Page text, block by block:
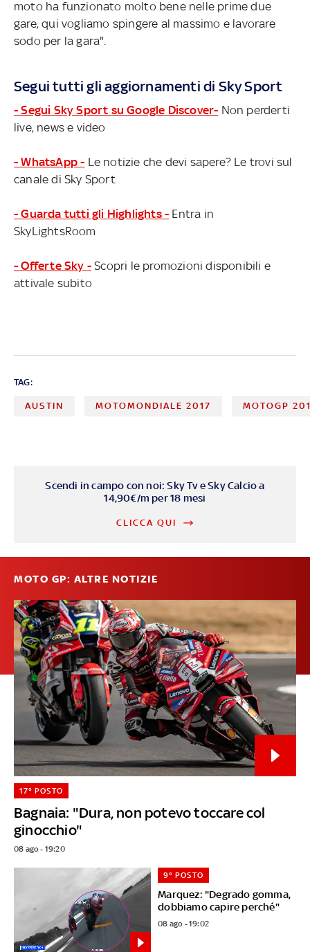
moto ha funzionato molto bene nelle prime due
gare, qui vogliamo spingere al massimo e lavorare
sodo per la gara".
Segui tutti gli aggiornamenti di Sky Sport
- Segui Sky Sport su Google Discover- Non perderti
live, news e video
- WhatsApp - Le notizie che devi sapere? Le trovi sul
canale di Sky Sport
- Guarda tutti gli Highlights - Entra in
SkyLightsRoom
- Offerte Sky - Scopri le promozioni disponibili e
attivale subito
TAG:
AUSTIN MOTOMONDIALE 2017 MOTOGP
Scendi in campo con noi: Sky Tv e Sky Calcio a
14,90€/m per 18 mesi
CLICCA QUI
MOTO GP: ALTRE NOTIZIE
Bagnaia: "Dura, non potevo toccare col
ginocchio"
17° POSTO
08 ago - 19:20
Marquez: "Degrado gomma,
dobbiamo capire perché"
9° POSTO
08 ago - 19:02